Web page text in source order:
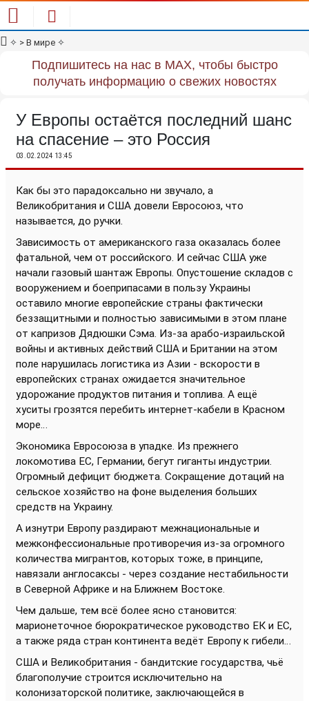
✧ > В мире ✧
Подпишитесь на нас в MAX, чтобы быстро
получать информацию о свежих новостях
У Европы остаётся последний шанс
на спасение – это Россия
03.02.2024 13:45
Как бы это парадоксально ни звучало, а
Великобритания и США довели Евросоюз, что
называется, до ручки.
Зависимость от американского газа оказалась более
фатальной, чем от российского. И сейчас США уже
начали газовый шантаж Европы. Опустошение складов с
вооружением и боеприпасами в пользу Украины
оставило многие европейские страны фактически
беззащитными и полностью зависимыми в этом плане
от капризов Дядюшки Сэма. Из-за арабо-израильской
войны и активных действий США и Британии на этом
поле нарушилась логистика из Азии - вскорости в
европейских странах ожидается значительное
удорожание продуктов питания и топлива. А ещё
хуситы грозятся перебить интернет-кабели в Красном
море…
Экономика Евросоюза в упадке. Из прежнего
локомотива ЕС, Германии, бегут гиганты индустрии.
Огромный дефицит бюджета. Сокращение дотаций на
сельское хозяйство на фоне выделения больших
средств на Украину.
А изнутри Европу раздирают межнациональные и
межконфессиональные противоречия из-за огромного
количества мигрантов, которых тоже, в принципе,
навязали англосаксы - через создание нестабильности
в Северной Африке и на Ближнем Востоке.
Чем дальше, тем всё более ясно становится:
марионеточное бюрократическое руководство ЕК и ЕС,
а также ряда стран континента ведёт Европу к гибели…
США и Великобритания - бандитские государства, чьё
благополучие строится исключительно на
колонизаторской политике, заключающейся в